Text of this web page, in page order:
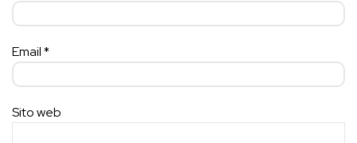
Email*
Sito web